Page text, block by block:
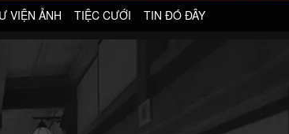
VIỆN ẢNH TIỆC CƯỚI TIN ĐÓ ĐÂY